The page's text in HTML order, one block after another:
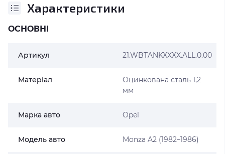
Характеристики
ОСНОВНІ
Артикул 21.WBTANKXXXX.ALL.0.00
Матеріал
Оцинкована сталь 1,2
мм
Марка авто Opel
Модель авто Monza A2 (1982–1986)